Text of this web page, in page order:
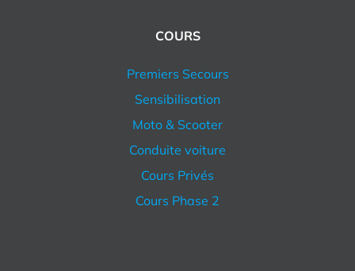
COURS
Premiers Secours
Sensibilisation
Moto & Scooter
Conduite voiture
Cours Privés
Cours Phase 2